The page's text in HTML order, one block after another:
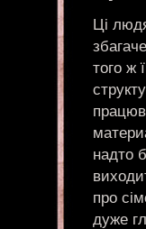
Ці
того ж
надто
про
дуже